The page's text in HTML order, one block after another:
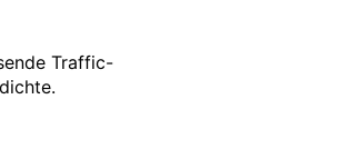
Traffic-